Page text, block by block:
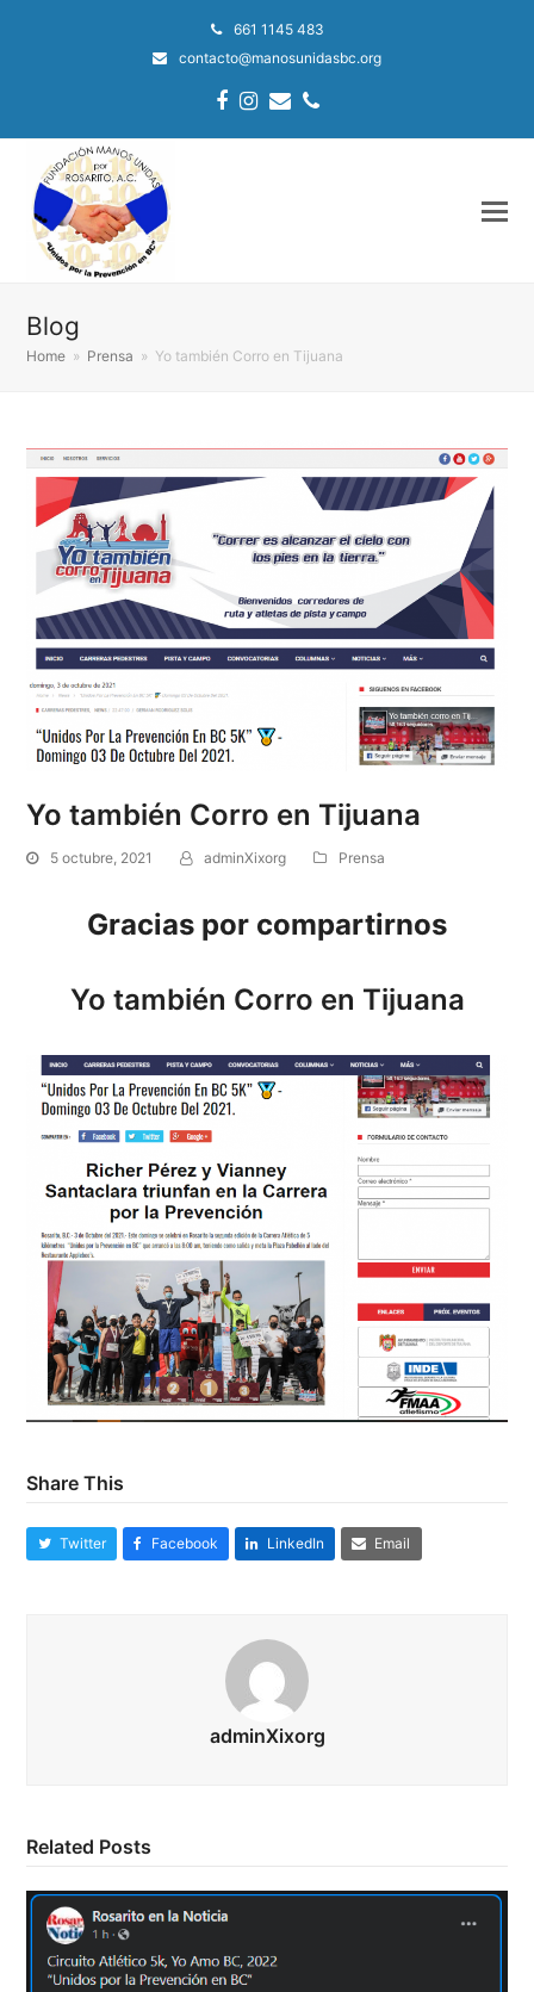
661 1145 483
contacto@manosunidasbc.org
Facebook
Instagram
EmailPhone
Blog
Home » Prensa » Yo también Corro en Tijuana
Yo también Corro en Tijuana
5 octubre, 2021 adminXixorg Prensa
Gracias por compartirnos
Yo también Corro en Tijuana
Share This
Twitter Facebook LinkedIn Email
adminXixorg
Related Posts